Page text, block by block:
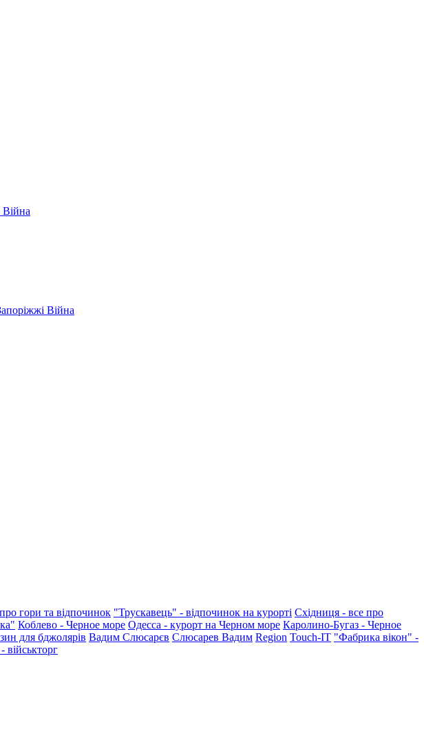
Війна
Війна
гори та відпочинок "Трускавець" - відпочинок на курорті Східниця - все про
Коблево - Черное море Одесса - курорт на Черном море Каролино-Бугаз - Черное
для бджолярів Вадим Слюсарєв Слюсарев Вадим Region Touch-IT "Фабрика вікон" -
військторг